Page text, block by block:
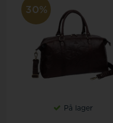
30%
På lager